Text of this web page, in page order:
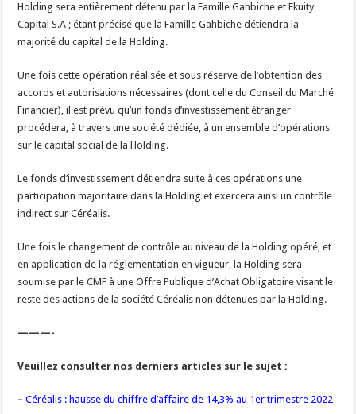
Holding sera entièrement détenu par la Famille Gahbiche et Ekuity
Capital S.A ; étant précisé que la Famille Gahbiche détiendra la
majorité du capital de la Holding.
Une fois cette opération réalisée et sous réserve de l’obtention des
accords et autorisations nécessaires (dont celle du Conseil du Marché
Financier), il est prévu qu’un fonds d’investissement étranger
procédera, à travers une société dédiée, à un ensemble d’opérations
sur le capital social de la Holding.
Le fonds d’investissement détiendra suite à ces opérations une
participation majoritaire dans la Holding et exercera ainsi un contrôle
indirect sur Céréalis.
Une fois le changement de contrôle au niveau de la Holding opéré, et
en application de la réglementation en vigueur, la Holding sera
soumise par le CMF à une Offre Publique d’Achat Obligatoire visant le
reste des actions de la société Céréalis non détenues par la Holding.
———-
Veuillez consulter nos derniers articles sur le sujet :
– Céréalis : hausse du chiffre d’affaire de 14,3% au 1er trimestre 2022